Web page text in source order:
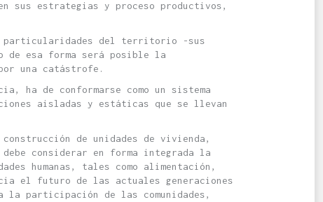
estrategias y proceso productivos,
particularidades del territorio -sus
esa forma será posible la
una catástrofe.
ha de conformarse como un sistema
aisladas y estáticas que se llevan
de unidades de vivienda,
considerar en forma integrada la
humanas, tales como alimentación,
el futuro de las actuales generaciones
participación de las comunidades,